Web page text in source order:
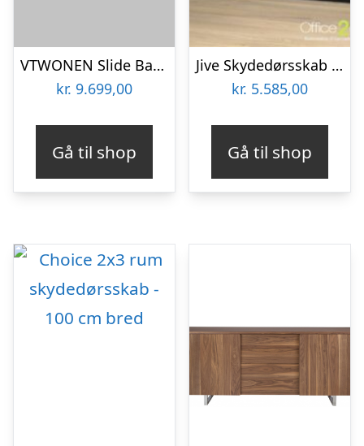
VTWONEN Slide Barn skab, m. 1 skydelåge, 4 skuffer og 4 hylder – sort fyrretræ
kr. 9.699,00
Gå til shop
Jive Skydedørsskab – 6 rum – 160 cm bred
kr. 5.585,00
Gå til shop